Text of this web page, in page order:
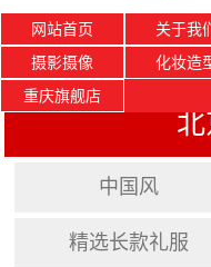
网站首页 关于我
摄影摄像
化妆造
重庆旗舰店
中国风
精选长款礼服